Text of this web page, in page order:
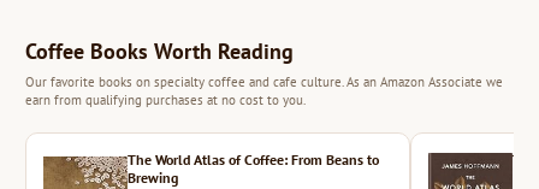
Coffee Books Worth Reading
Our favorite books on specialty coffee and cafe culture. As an Amazon Associate we
earn from qualifying purchases at no cost to you.
The World Atlas of Coffee: From Beans to
Brewing